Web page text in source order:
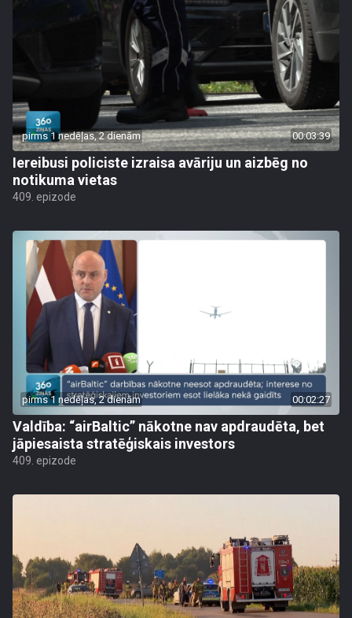
pirms 1 nedēļas, 2 dienām 00:03:39
Iereibusi policiste izraisa avāriju un aizbēg no
notikuma vietas
409. epizode
pirms 1 nedēļas, 2 dienām 00:02:27
Valdība: “airBaltic” nākotne nav apdraudēta, bet
jāpiesaista stratēģiskais investors
409. epizode